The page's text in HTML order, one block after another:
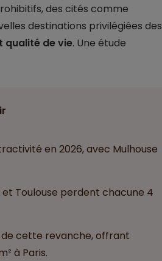
des cités comme
destinations privilégiées des
qualité de vie. Une étude
en 2026, avec Mulhouse
Toulouse perdent chacune 4
cette revanche, offrant
à Paris.